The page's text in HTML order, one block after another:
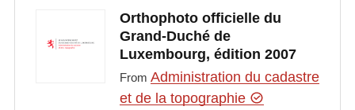
Orthophoto officielle du
Grand-Duché de
Luxembourg, édition 2007
From Administration du cadastre
et de la topographie